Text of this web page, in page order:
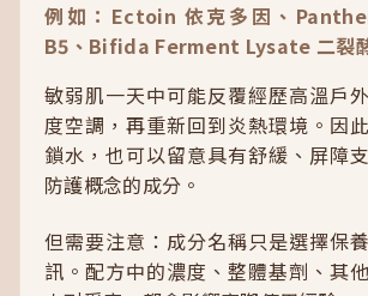
例如：Ectoin 依克多因、
B5、Bifida Ferment Lysate 二裂
敏弱肌一天中可能反覆經歷高溫戶
度空調，再重新回到炎熱環境。因
鎖水，也可以留意具有舒緩、屏障
防護概念的成分。
但需要注意：成分名稱只是選擇保
訊。配方中的濃度、整體基劑、其